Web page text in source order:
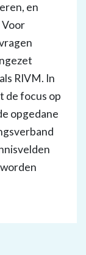
en
Voor
RIVM. In
de focus op
opgedane